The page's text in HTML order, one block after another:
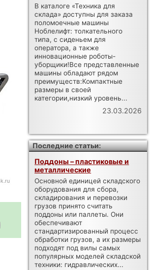
В каталоге «Техника для
склада» доступны для заказа
поломоечные машины
Ноблелифт: толкательного
типа, с сиденьем для
оператора, а также
инновационные роботы-
уборщики!Все представленные
машины обладают рядом
преимуществ:Компактные
размеры в своей
категории,низкий уровень...
23.03.2026
Последние статьи:
Поддоны – пластиковые и
металлические
Основной единицей складского
оборудования для сбора,
складирования и перевозки
грузов принято считать
поддоны или паллеты. Они
обеспечивают
стандартизированный процесс
обработки грузов, а их размеры
подходят под вилы самых
популярных моделей складской
техники: гидравлических...